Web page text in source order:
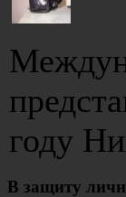
году
В защиту